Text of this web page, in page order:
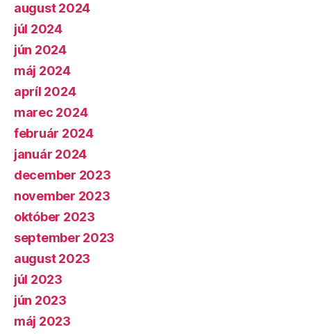
august 2024
júl 2024
jún 2024
máj 2024
apríl 2024
marec 2024
február 2024
január 2024
december 2023
november 2023
október 2023
september 2023
august 2023
júl 2023
jún 2023
máj 2023